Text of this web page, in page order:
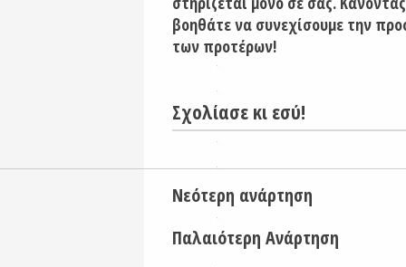
βοηθάτε να συνεχίσουμε την
των προτέρων!
Σχολίασε κι εσύ!
Νεότερη ανάρτηση
Παλαιότερη Ανάρτηση